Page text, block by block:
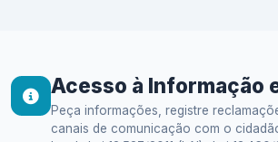
Acesso à Informação
Peça informações, registre
canais de comunicação com o